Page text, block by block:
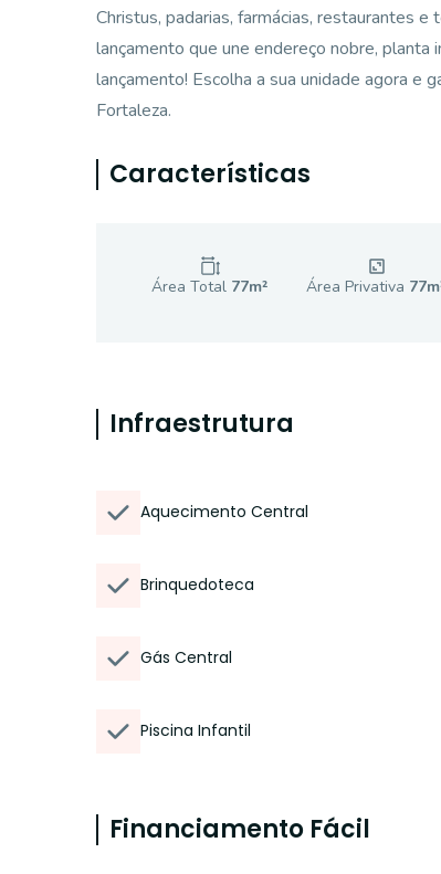
Christus, padarias, farmácias, restaurantes
lançamento que une endereço nobre,
lançamento! Escolha a sua unidade agora e
Fortaleza.
Características
Área Total 77m² Área Privativa 77
Infraestrutura
Aquecimento Central
Brinquedoteca
Gás Central
Piscina Infantil
Financiamento Fácil